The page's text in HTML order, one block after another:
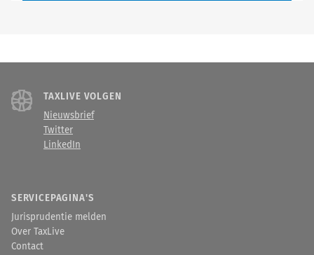
TAXLIVE VOLGEN
Nieuwsbrief
Twitter
LinkedIn
SERVICEPAGINA'S
Jurisprudentie melden
Over TaxLive
Contact